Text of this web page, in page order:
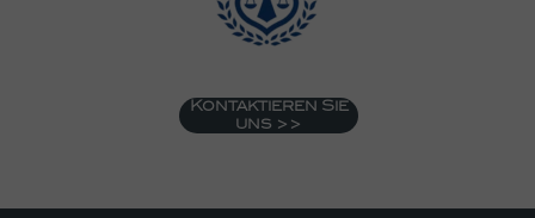
Kontaktieren Sie
uns >>